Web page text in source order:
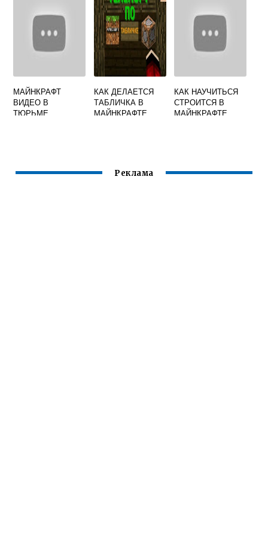
МАЙНКРАФТ
ВИДЕО В
ТЮРЬМЕ
КАК ДЕЛАЕТСЯ
ТАБЛИЧКА В
МАЙНКРАФТЕ
КАК НАУЧИТЬСЯ
СТРОИТСЯ В
МАЙНКРАФТЕ
Реклама